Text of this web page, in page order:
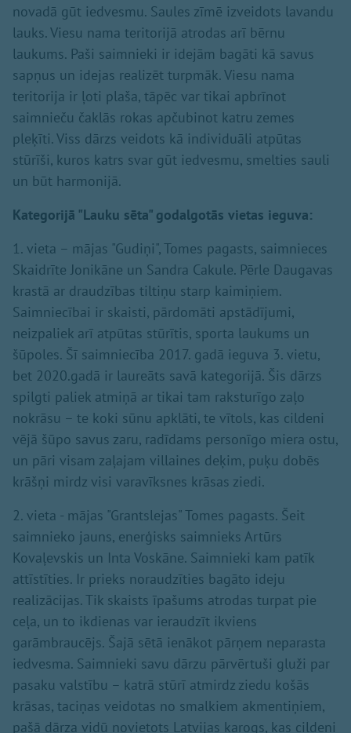
novadā gūt iedvesmu. Saules zīmē izveidots lavandu
lauks. Viesu nama teritorijā atrodas arī bērnu
laukums. Paši saimnieki ir idejām bagāti kā savus
sapņus un idejas realizēt turpmāk. Viesu nama
teritorija ir ļoti plaša, tāpēc var tikai apbrīnot
saimnieču čaklās rokas apčubinot katru zemes
pleķīti. Viss dārzs veidots kā individuāli atpūtas
stūrīši, kuros katrs svar gūt iedvesmu, smelties sauli
un būt harmonijā.
Kategorijā "Lauku sēta" godalgotās vietas ieguva:
1. vieta – mājas "Gudiņi", Tomes pagasts, saimnieces
Skaidrīte Jonikāne un Sandra Cakule. Pērle Daugavas
krastā ar draudzības tiltiņu starp kaimiņiem.
Saimniecībai ir skaisti, pārdomāti apstādījumi,
neizpaliek arī atpūtas stūrītis, sporta laukums un
šūpoles. Šī saimniecība 2017. gadā ieguva 3. vietu,
bet 2020.gadā ir laureāts savā kategorijā. Šis dārzs
spilgti paliek atmiņā ar tikai tam raksturīgo zaļo
nokrāsu – te koki sūnu apklāti, te vītols, kas cildeni
vējā šūpo savus zaru, radīdams personīgo miera ostu,
un pāri visam zaļajam villaines deķim, puķu dobēs
krāšņi mirdz visi varavīksnes krāsas ziedi.
2. vieta - mājas "Grantslejas" Tomes pagasts. Šeit
saimnieko jauns, enerģisks saimnieks Artūrs
Kovaļevskis un Inta Voskāne. Saimnieki kam patīk
attīstīties. Ir prieks noraudzīties bagāto ideju
realizācijas. Tik skaists īpašums atrodas turpat pie
ceļa, un to ikdienas var ieraudzīt ikviens
garāmbraucējs. Šajā sētā ienākot pārņem neparasta
iedvesma. Saimnieki savu dārzu pārvērtuši gluži par
pasaku valstību – katrā stūrī atmirdz ziedu košās
krāsas, taciņas veidotas no smalkiem akmentiņiem,
pašā dārza vidū novietots Latvijas karogs, kas cildeni